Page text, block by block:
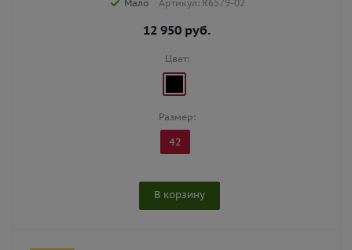
Мало Артикул: R6579-02
12 950 руб.
Цвет:
Размер:
42
В корзину